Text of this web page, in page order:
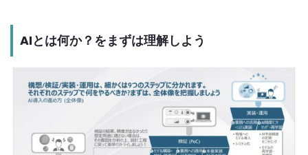
AIとは何か？をまずは理解しよう